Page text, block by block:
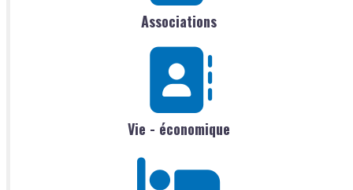
Associations
Vie - économique